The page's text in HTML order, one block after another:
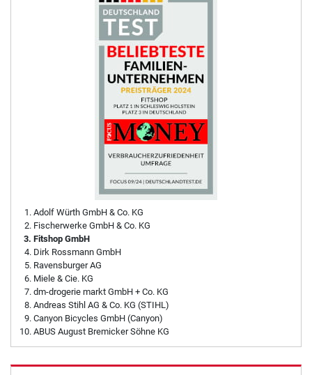
Adolf Würth GmbH & Co. KG
Fischerwerke GmbH & Co. KG
Fitshop GmbH
Dirk Rossmann GmbH
Ravensburger AG
Miele & Cie. KG
dm-drogerie markt GmbH + Co. KG
Andreas Stihl AG & Co. KG (STIHL)
Canyon Bicycles GmbH (Canyon)
ABUS August Bremicker Söhne KG